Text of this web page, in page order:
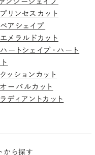
プリンセスカット
ペアシェイプ
エメラルドカット
ハートシェイプ・ハート
クッションカット
オーバルカット
ラディアントカット
から探す